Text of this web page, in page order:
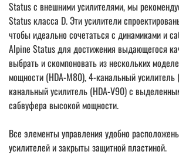
Status с внешними усилителями, мы
Status класса D. Эти усилители
чтобы идеально сочетаться с динамиками и
Alpine Status для достижения выдающегося
выбрать и скомпоновать из нескольких
мощности (HDA-M80), 4-канальный усилитель
канальный усилитель (HDA-V90) с
сабвуфера высокой мощности.
Все элементы управления удобно
усилителей и закрыты защитной пластиной.